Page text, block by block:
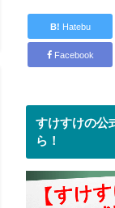
B! Hatebu
Facebook
すけすけの公
ら！